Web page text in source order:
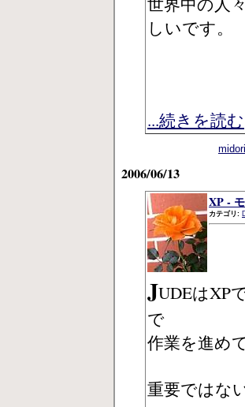
しいです。
...続きを読む
2006/06/13
XP -
カテゴリ:
JUDEはXP
で
作業を進め
重要ではな